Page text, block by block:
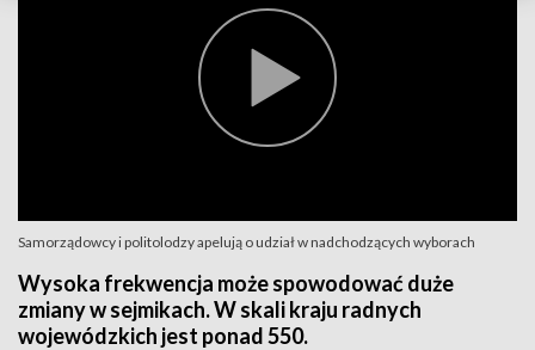
Samorządowcy i politolodzy apelują o udział w nadchodzących wyborach
Wysoka frekwencja może spowodować duże
zmiany w sejmikach. W skali kraju radnych
wojewódzkich jest ponad 550.